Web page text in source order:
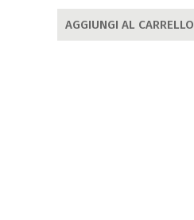
AGGIUNGI AL CARRELLO